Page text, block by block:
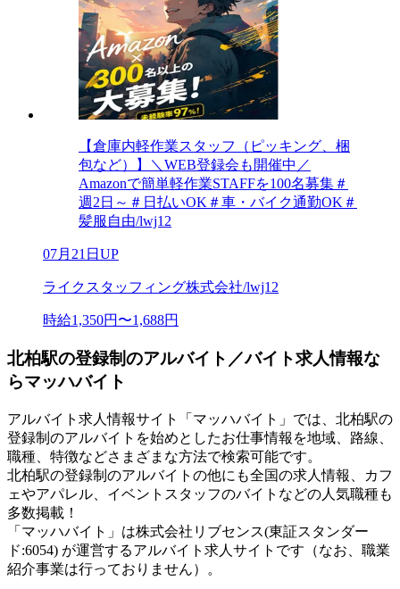
【倉庫内軽作業スタッフ（ピッキング、梱
包など）】＼WEB登録会も開催中／
Amazonで簡単軽作業STAFFを100名募集＃
週2日～＃日払いOK＃車・バイク通勤OK＃
髪服自由/lwj12
07月21日UP
ライクスタッフィング株式会社/lwj12
時給1,350円〜1,688円
北柏駅の登録制のアルバイト／バイト求人情報な
らマッハバイト
アルバイト求人情報サイト「マッハバイト」では、北柏駅の
登録制のアルバイトを始めとしたお仕事情報を地域、路線、
職種、特徴などさまざまな方法で検索可能です。
北柏駅の登録制のアルバイトの他にも全国の求人情報、カフ
ェやアパレル、イベントスタッフのバイトなどの人気職種も
多数掲載！
「マッハバイト」は株式会社リブセンス(東証スタンダー
ド:6054) が運営するアルバイト求人サイトです（なお、職業
紹介事業は行っておりません）。